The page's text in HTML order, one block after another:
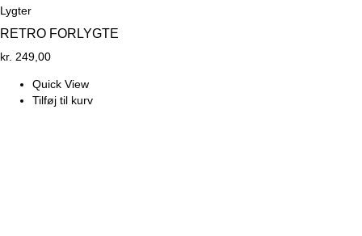
Lygter
RETRO FORLYGTE
kr. 249,00
Quick View
Tilføj til kurv